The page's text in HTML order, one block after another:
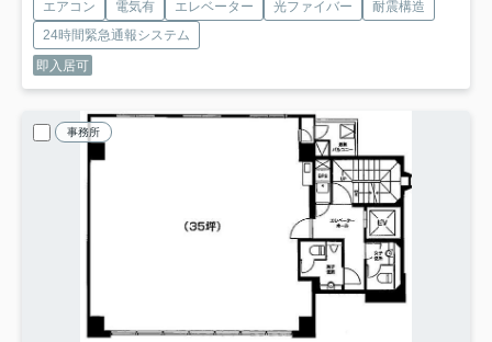
エアコン 電気有 エレベーター 光ファイバー
耐震構造
24時間緊急通報システム
即入居可
事務所